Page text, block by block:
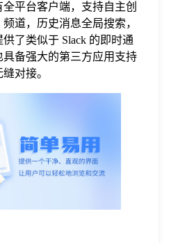
平台客户端，支持自主创
道，历史消息全局搜索，
了类似于 Slack 的即时通
备强大的第三方应用支持
对接。